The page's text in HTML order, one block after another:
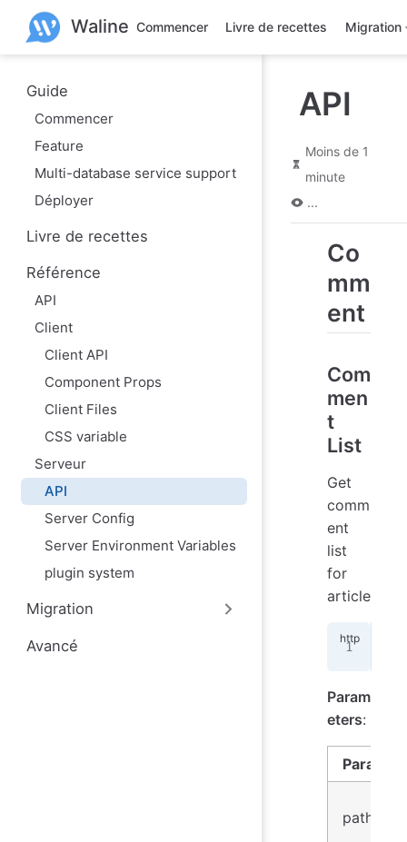
Waline Commencer Livre de recettes Migration
Guide
Commencer
Feature
Multi-database service support
Déployer
Livre de recettes
Référence
API
Client
Client API
Component Props
Client Files
CSS variable
Serveur
API
Server Config
Server Environment Variables
plugin system
Migration
Avancé
API
Moins de 1
minute
...
Co
mm
ent
Com
men
t
List
Get
comm
ent
list
for
article
Param
eters:
path